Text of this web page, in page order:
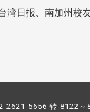
湾日报、南加州校
2621-5656 转 8122～